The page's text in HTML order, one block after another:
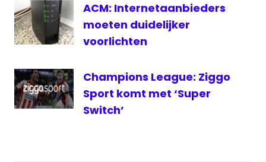
toespraak
Beatrix
live
ACM: Internetaanbieders
moeten duidelijker
voorlichten
Champions League: Ziggo
Sport komt met ‘Super
Switch’